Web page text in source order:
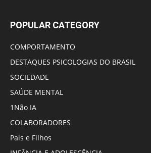
POPULAR CATEGORY
COMPORTAMENTO
DESTAQUES PSICOLOGIAS DO BRASIL
SOCIEDADE
SAÚDE MENTAL
1Não IA
COLABORADORES
Pais e Filhos